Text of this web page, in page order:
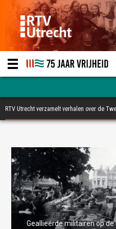
RTV Utrecht verzamelt verhalen over de
Geallieerde militairen op